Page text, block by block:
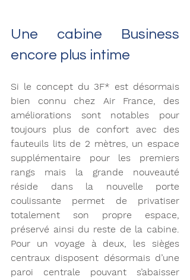
Une cabine Business
encore plus intime
Si le concept du 3F* est désormais
bien connu chez Air France, des
améliorations sont notables pour
toujours plus de confort avec des
fauteuils lits de 2 mètres, un espace
supplémentaire pour les premiers
rangs mais la grande nouveauté
réside dans la nouvelle porte
coulissante permet de privatiser
totalement son propre espace,
préservé ainsi du reste de la cabine.
Pour un voyage à deux, les sièges
centraux disposent désormais d’une
paroi centrale pouvant s’abaisser